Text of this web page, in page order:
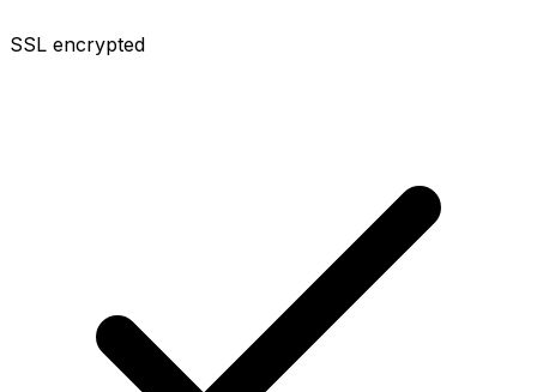
SSL encrypted